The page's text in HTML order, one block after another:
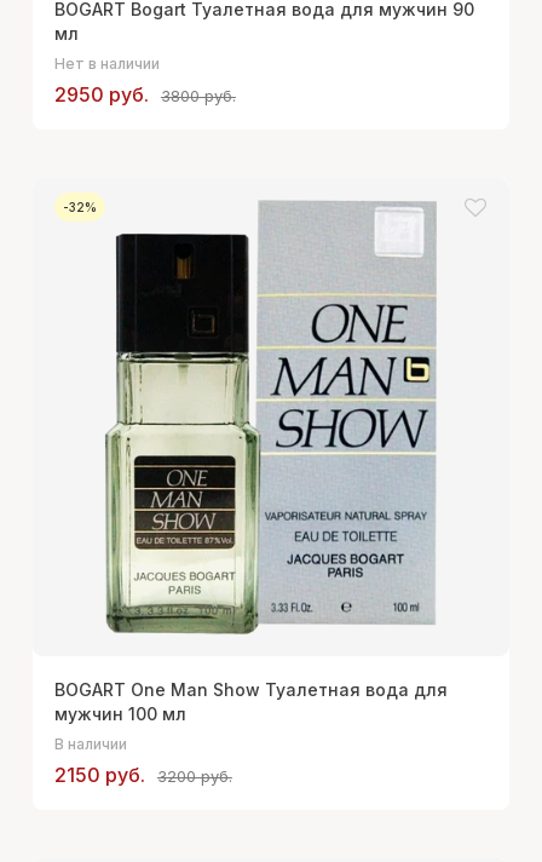
BOGART Bogart Туалетная вода для мужчин 90
мл
Нет в наличии
2950 руб. 3800 руб.
-32%
BOGART One Man Show Туалетная вода для
мужчин 100 мл
В наличии
2150 руб. 3200 руб.